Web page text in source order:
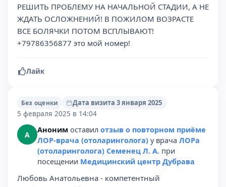
РЕШИТЬ ПРОБЛЕМУ НА НАЧАЛЬНОЙ СТАДИИ, А НЕ
ЖДАТЬ ОСЛОЖНЕНИЙ! В ПОЖИЛОМ ВОЗРАСТЕ
ВСЕ БОЛЯЧКИ ПОТОМ ВСПЛЫВАЮТ!
+79786356877 это мой номер!
Лайк
Без оценки
Дата визита 3 января 2025
5 февраля 2025 в 14:04
А Аноним оставил отзыв о повторном приёме
ЛОР-врача (отоларинголога) у врача ЛОРа
(отоларинголога) Семенец Л. А. при
посещении Медицинский центр Дубрава
Любовь Анатольевна - компетентный